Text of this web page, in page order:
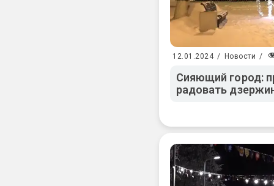
12.01.2024 / Новости /
Сияющий город:
радовать